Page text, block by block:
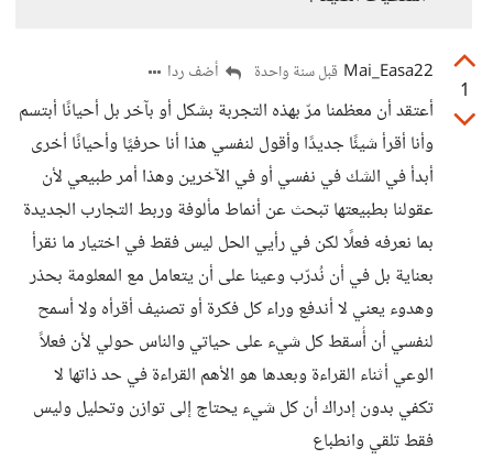
1
Mai_Easa22 قبل سنة واحدة أضف ردا
أعتقد أن معظمنا مرّ بهذه التجربة بشكل أو بآخر بل أحيانًا أبتسم
وأنا أقرأ شيئًا جديدًا وأقول لنفسي هذا أنا حرفيًا وأحيانًا أخرى
أبدأ في الشك في نفسي أو في الآخرين وهذا أمر طبيعي لأن
عقولنا بطبيعتها تبحث عن أنماط مألوفة وربط التجارب الجديدة
بما نعرفه فعلًا لكن في رأيي الحل ليس فقط في اختيار ما نقرأ
بعناية بل في أن نُدرّب وعينا على أن يتعامل مع المعلومة بحذر
وهدوء يعني لا أندفع وراء كل فكرة أو تصنيف أقرأه ولا أسمح
لنفسي أن أُسقط كل شيء على حياتي والناس حولي لأن فعلاً
الوعي أثناء القراءة وبعدها هو الأهم القراءة في حد ذاتها لا
تكفي بدون إدراك أن كل شيء يحتاج إلى توازن وتحليل وليس
فقط تلقي وانطباع